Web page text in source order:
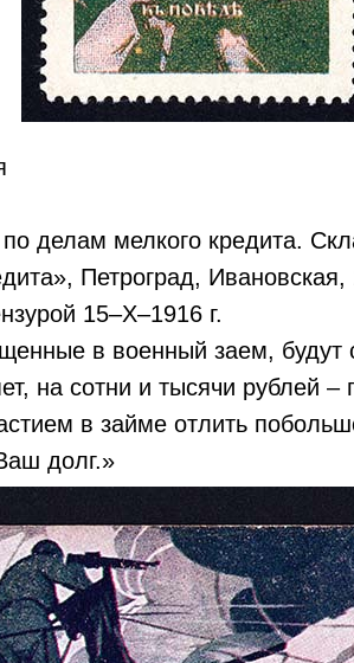
делам мелкого кредита.
Петроград,
15–X–1916 г.
в военный заем, будут
на сотни и тысячи рублей
в займе отлить
долг.»